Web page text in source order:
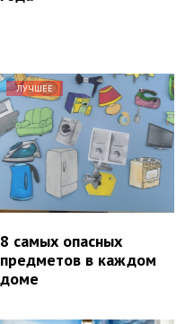
ЛУЧШЕЕ
8 самых опасных
предметов в каждом
доме